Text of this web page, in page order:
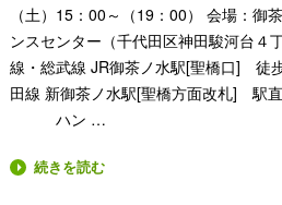
（土）15：00～（19：00） 会場：御
ンスセンター（千代田区神田駿河
線・総武線 JR御茶ノ水駅[聖橋口]
田線 新御茶ノ水駅[聖橋方面改札] 駅直
ハン …
続きを読む